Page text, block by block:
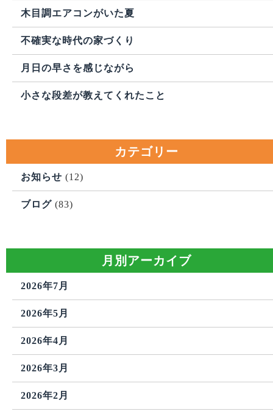
木目調エアコンがいた夏
不確実な時代の家づくり
月日の早さを感じながら
小さな段差が教えてくれたこと
カテゴリー
お知らせ (12)
ブログ (83)
月別アーカイブ
2026年7月
2026年5月
2026年4月
2026年3月
2026年2月